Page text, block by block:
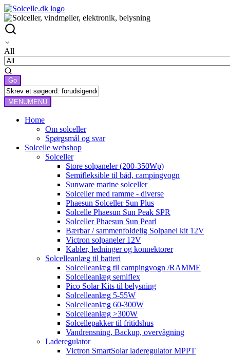
All
MENUMENU
Home
Om solceller
Spørgsmål og svar
Solcelle webshop
Solceller
Store solpaneler (200-350Wp)
Semifleksible til båd, campingvogn
Sunware marine solceller
Solceller med ramme - diverse
Phaesun Solceller Sun Plus
Solcelle Phaesun Sun Peak SPR
Solceller Phaesun Sun Pearl
Bærbar / sammenfoldelig Solpanel kit 12V
Victron solpaneler 12V
Kabler, ledninger og konnektorer
Solcelleanlæg til batteri
Solcelleanlæg til campingvogn /RAMME
Solcelleanlæg semiflex
Pico Solar Kits til belysning
Solcelleanlæg 5-55W
Solcelleanlæg 60-300W
Solcelleanlæg >300W
Solcellepakker til fritidshus
Vandrensning, Backup, overvågning
Laderegulator
Victron SmartSolar laderegulator MPPT